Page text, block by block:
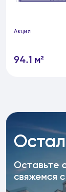
Акция
94.1 м²
Оставьте
свяжемся